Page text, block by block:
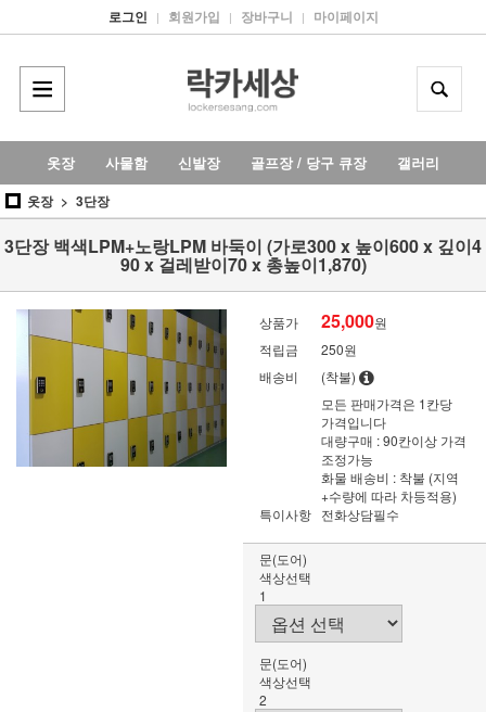
로그인 | 회원가입 | 장바구니 | 마이페이지
옷장 사물함 신발장 골프장 / 당구 큐장 갤러리
옷장 3단장
3단장 백색LPM+노랑LPM 바둑이 (가로300 x 높이600 x 깊이4
90 x 걸레받이70 x 총높이1,870)
상품가 25,000원
적립금
250원
배송비
(착불)
특이사항
모든 판매가격은 1칸당
가격입니다
대량구매 : 90칸이상 가격
조정가능
화물 배송비 : 착불 (지역
+수량에 따라 차등적용)
전화상담필수
문(도어)
색상선택
1
문(도어)
색상선택
2